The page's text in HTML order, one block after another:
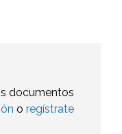
documentos
o regístrate